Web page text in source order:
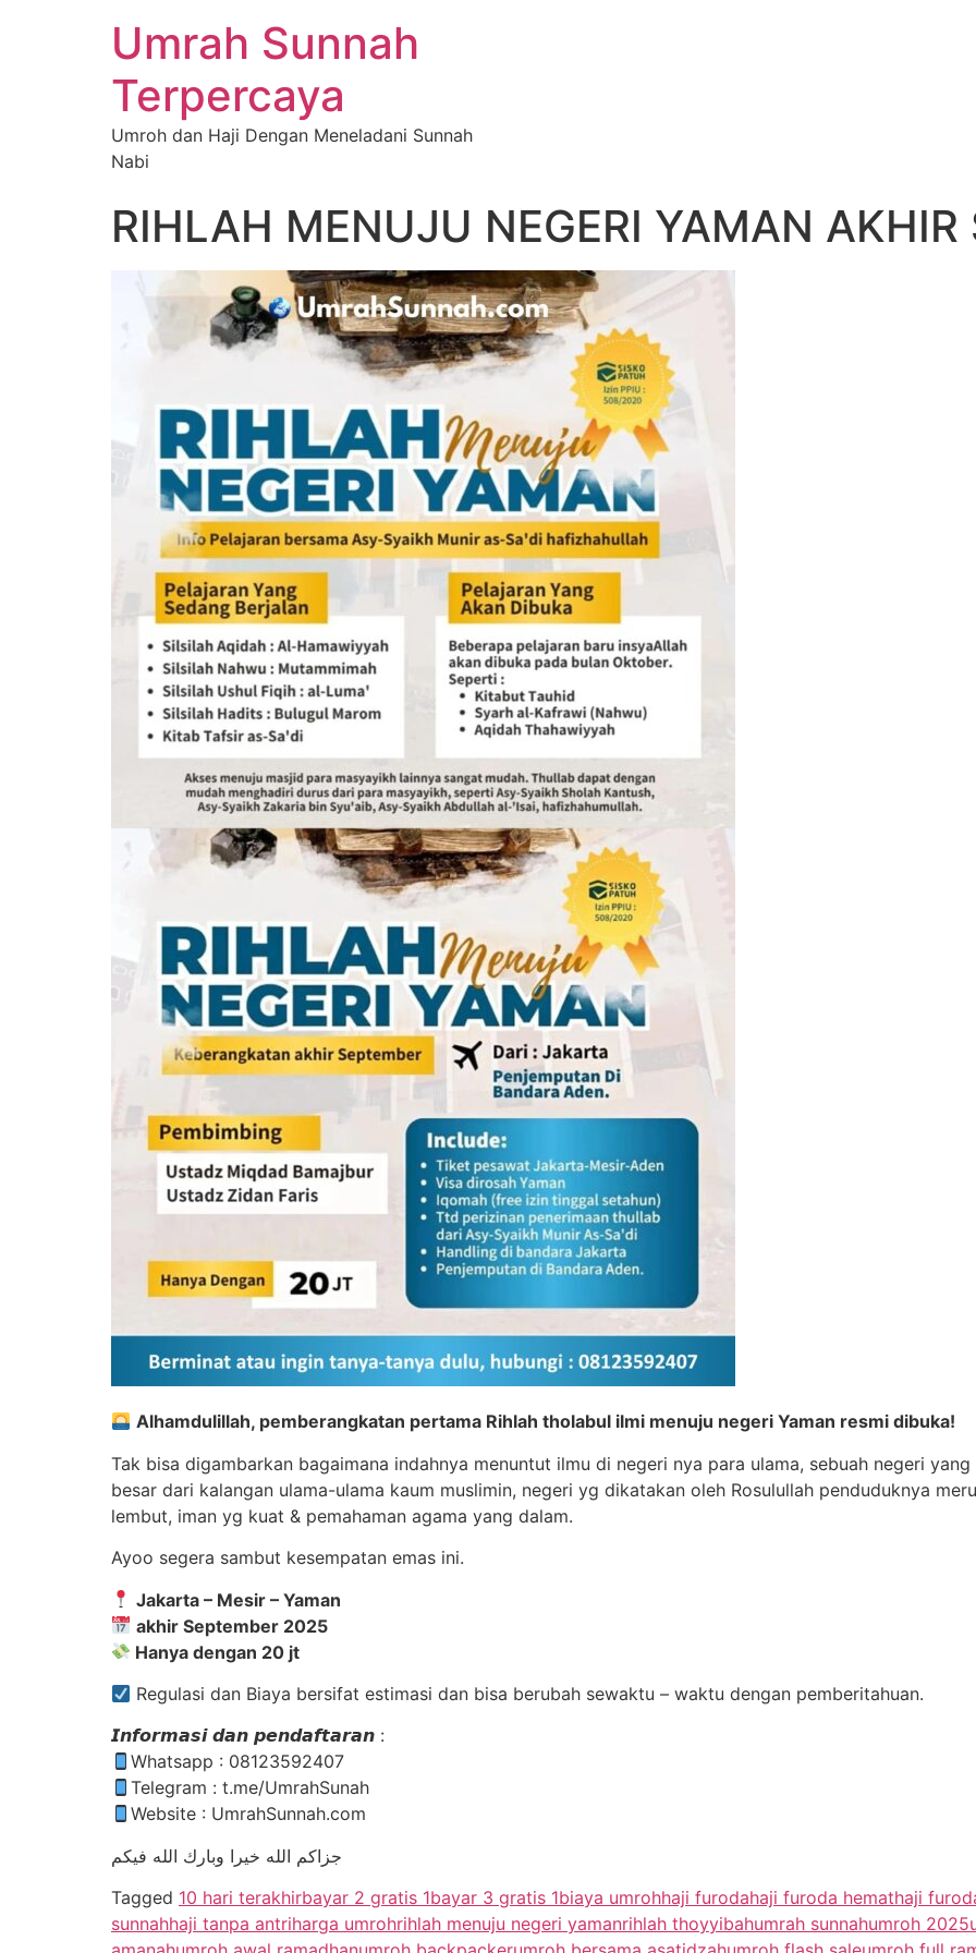
Umrah Sunnah
Terpercaya
Umroh dan Haji Dengan Meneladani Sunnah
Nabi
RIHLAH MENUJU NEGERI YAMAN
Alhamdulillah, pemberangkatan pertama Rihlah tholabul ilmi menuju negeri Yaman resmi dibuka!
Tak bisa digambarkan bagaimana indahnya menuntut ilmu di negeri nya para ulama, sebuah negeri
besar dari kalangan ulama-ulama kaum muslimin, negeri yg dikatakan oleh Rosulullah penduduknya
lembut, iman yg kuat & pemahaman agama yang dalam.
Ayoo segera sambut kesempatan emas ini.
Jakarta – Mesir – Yaman
akhir September 2025
Hanya dengan 20 jt
Regulasi dan Biaya bersifat estimasi dan bisa berubah sewaktu – waktu dengan pemberitahuan.
𝙄𝙣𝙛𝙤𝙧𝙢𝙖𝙨𝙞 𝙙𝙖𝙣 𝙥𝙚𝙣𝙙𝙖𝙛𝙩𝙖𝙧𝙖𝙣 :
Whatsapp : 08123592407
Telegram : t.me/UmrahSunah
Website : UmrahSunnah.com
جزاكم الله خيرا وبارك الله فيكم
Tagged 10 hari terakhirbayar 2 gratis 1bayar 3 gratis 1biaya umrohhaji furodahaji furoda hemathaji
sunnahhaji tanpa antriharga umrohrihlah menuju negeri yamanrihlah thoyyibahumrah sunnahumroh 2025